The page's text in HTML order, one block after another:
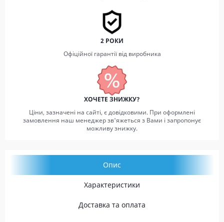
2 РОКИ
Офіційної гарантії від виробника
ХОЧЕТЕ ЗНИЖКУ?
Ціни, зазначені на сайті, є довідковими. При оформлені
замовлення наш менеджер зв'яжеться з Вами і запропонує
можливу знижку.
Опис
Характеристики
Доставка та оплата